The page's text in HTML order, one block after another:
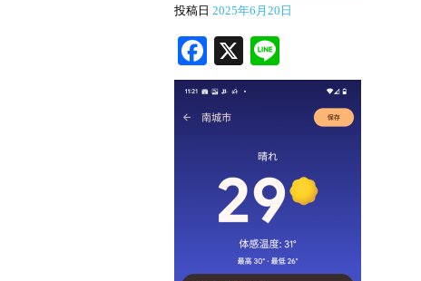
投稿日 2025年6月20日
Fa
ce
bo
X
ne